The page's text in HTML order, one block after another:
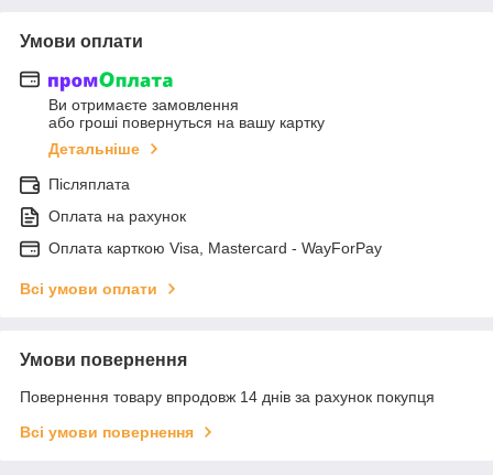
Умови оплати
Ви отримаєте замовлення
або гроші повернуться на вашу картку
Детальніше
Післяплата
Оплата на рахунок
Оплата карткою Visa, Mastercard - WayForPay
Всі умови оплати
Умови повернення
Повернення товару впродовж 14 днів за рахунок покупця
Всі умови повернення